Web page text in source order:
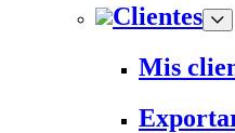
Clientes
Mis